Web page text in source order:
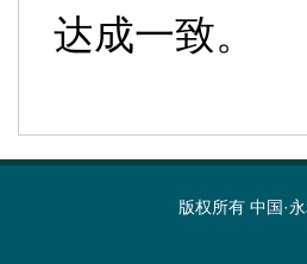
达成一致。
版权所有 中国·